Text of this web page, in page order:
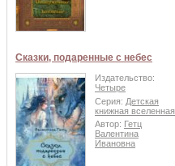
Сказки, подаренные с небес
Издательство:
Четыре
Серия: Детская
книжная вселенная
Автор: Гетц
Валентина
Ивановна